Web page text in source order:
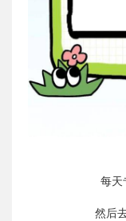
每天
然后